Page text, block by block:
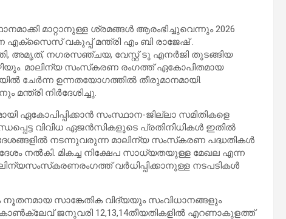
മാറ്റാനുള്ള ശ്രമങ്ങൾ ആരംഭിച്ചുവെന്നും 2026
വകുപ്പ് മന്ത്രി എം ബി രാജേഷ് .
അമൃത്, നഗരസഞ്ചയ, വേസ്റ്റ് ടു എനർജി തുടങ്ങിയ
മാലിന്യ സംസ്‌കരണ രംഗത്ത് ഏകോപിതമായ
ചേർന്ന ഉന്നതയോഗത്തിൽ തീരുമാനമായി.
നിർദേശിച്ചു.
ഏകോപിപ്പിക്കാൻ സംസ്ഥാന-ജില്ലാ സമിതികളെ
വിവിധ ഏജൻസികളുടെ പ്രതിനിധികൾ ഇതിൽ
നടന്നുവരുന്ന മാലിന്യ സംസ്‌കരണ പദ്ധതികൾ
നൽകി. മികച്ച നിക്ഷേപ സാധ്യതയുള്ള മേഖല എന്ന
വർധിപ്പിക്കാനുള്ള നടപടികൾ
സാങ്കേതിക വിദ്യയും സംവിധാനങ്ങളും
ജനുവരി 12,13,14തീയതികളിൽ എറണാകുളത്ത്